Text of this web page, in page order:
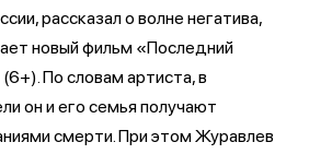
рассказал о волне негатива,
новый фильм «Последний
По словам артиста, в
он и его семья получают
смерти. При этом Журавлев